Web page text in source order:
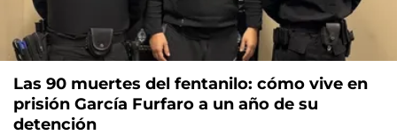
Las 90 muertes del fentanilo: cómo vive en
prisión García Furfaro a un año de su
detención